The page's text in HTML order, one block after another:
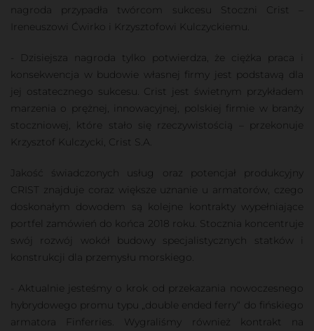
nagroda przypadła twórcom sukcesu Stoczni Crist –
Ireneuszowi Ćwirko i Krzysztofowi Kulczyckiemu.
- Dzisiejsza nagroda tylko potwierdza, że ciężka praca i
konsekwencja w budowie własnej firmy jest podstawą dla
jej ostatecznego sukcesu. Crist jest świetnym przykładem
marzenia o prężnej, innowacyjnej, polskiej firmie w branży
stoczniowej, które stało się rzeczywistością – przekonuje
Krzysztof Kulczycki, Crist S.A.
Jakość świadczonych usług oraz potencjał produkcyjny
CRIST znajduje coraz większe uznanie u armatorów, czego
doskonałym dowodem są kolejne kontrakty wypełniające
portfel zamówień do końca 2018 roku. Stocznia koncentruje
swój rozwój wokół budowy specjalistycznych statków i
konstrukcji dla przemysłu morskiego.
- Aktualnie jesteśmy o krok od przekazania nowoczesnego
hybrydowego promu typu „double ended ferry“ do fińskiego
armatora Finferries. Wygraliśmy również kontrakt na